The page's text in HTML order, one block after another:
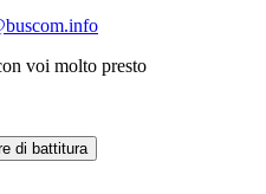
voi molto presto
di battitura